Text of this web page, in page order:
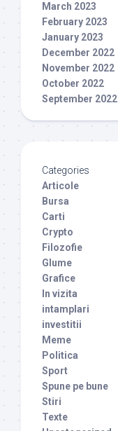
March 2023
February 2023
January 2023
December 2022
November 2022
October 2022
September 2022
Categories
Articole
Bursa
Carti
Crypto
Filozofie
Glume
Grafice
In vizita
intamplari
investitii
Meme
Politica
Sport
Spune pe bune
Stiri
Texte